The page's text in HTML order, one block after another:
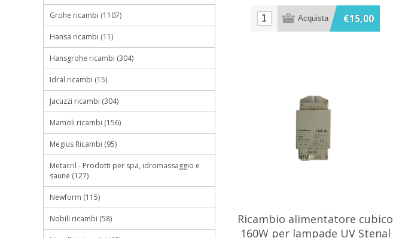
€15,00
Ricambio alimentatore cubico
160W per lampade UV Stenal
Grohe ricambi (1107)
Hansa ricambi (11)
Hansgrohe ricambi (304)
Idral ricambi (15)
Jacuzzi ricambi (304)
Mamoli ricambi (156)
Megius Ricambi (95)
Metacril - Prodotti per spa, idromassaggio e
saune (127)
Newform (115)
Nobili ricambi (58)